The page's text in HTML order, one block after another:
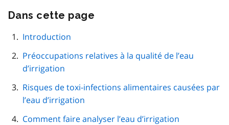
Dans cette page
page
Introduction
Préoccupations relatives à la qualité de l’eau
d’irrigation
Risques de toxi-infections alimentaires causées par
l’eau d’irrigation
Comment faire analyser l’eau d’irrigation